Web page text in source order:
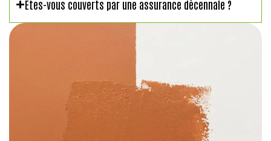
Êtes-vous couverts par une assurance décennale ?